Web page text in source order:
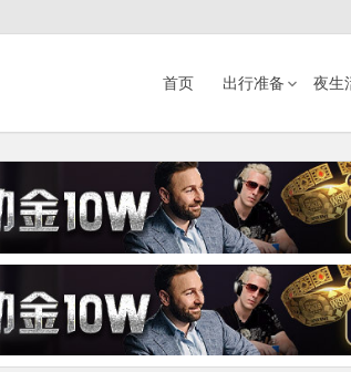
首页 出行准备 夜生